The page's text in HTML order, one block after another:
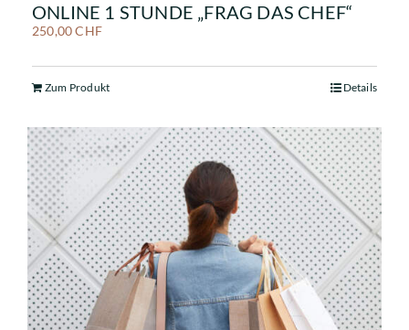
ONLINE 1 STUNDE „FRAG DAS CHEF“
250,00CHF
Zum Produkt Details